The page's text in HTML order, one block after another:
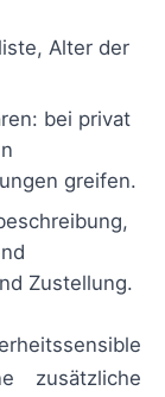
Alter der
bei privat
greifen.
Zustellung.
zusätzliche